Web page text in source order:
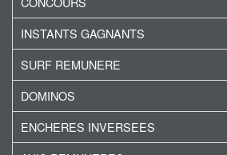
INSTANTS GAGNANTS
SURF REMUNERE
DOMINOS
ENCHERES INVERSEES